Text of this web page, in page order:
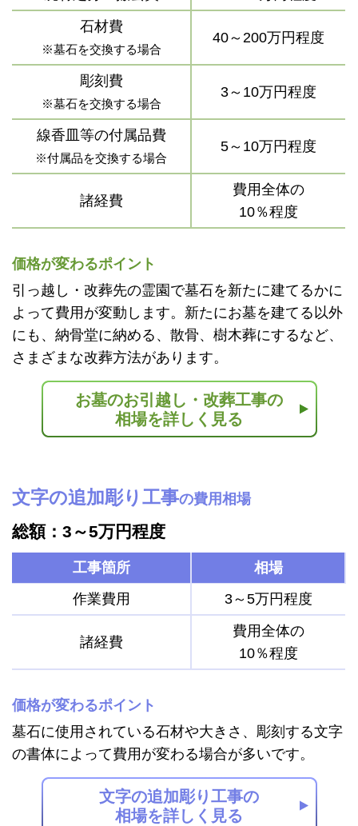
石材費
※墓石を交換する場合
40～200万円程度
彫刻費
※墓石を交換する場合
3～10万円程度
線香皿等の付属品費
※付属品を交換する場合
5～10万円程度
諸経費
費用全体の
10％程度
価格が変わるポイント
引っ越し・改葬先の霊園で墓石を新たに建てるかに
よって費用が変動します。新たにお墓を建てる以外
にも、納骨堂に納める、散骨、樹木葬にするなど、
さまざまな改葬方法があります。
お墓のお引越し・改葬工事の
相場を詳しく見る
文字の追加彫り工事の費用相場
総額：3～5万円程度
工事箇所
相場
作業費用
3～5万円程度
諸経費
費用全体の
10％程度
価格が変わるポイント
墓石に使用されている石材や大きさ、彫刻する文字
の書体によって費用が変わる場合が多いです。
文字の追加彫り工事の
相場を詳しく見る